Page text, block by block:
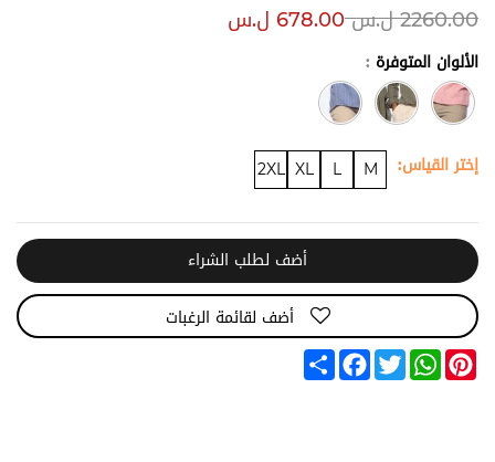
2260.00ل.س678.00 ل.س
الألوان المتوفرة :
إختر القياس: M
L
XL
2XL
أضف لطلب الشراء
أضف لقائمة الرغبات
Share
FacebookTwitter
WhatsAppPinterest